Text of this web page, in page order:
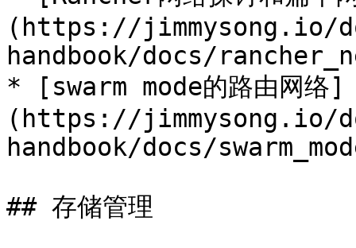
(https://jimmysong.io/
handbook/docs/
* [swarm mode的路由网络]
(https://jimmysong.io/
handbook/docs/
## 存储管理